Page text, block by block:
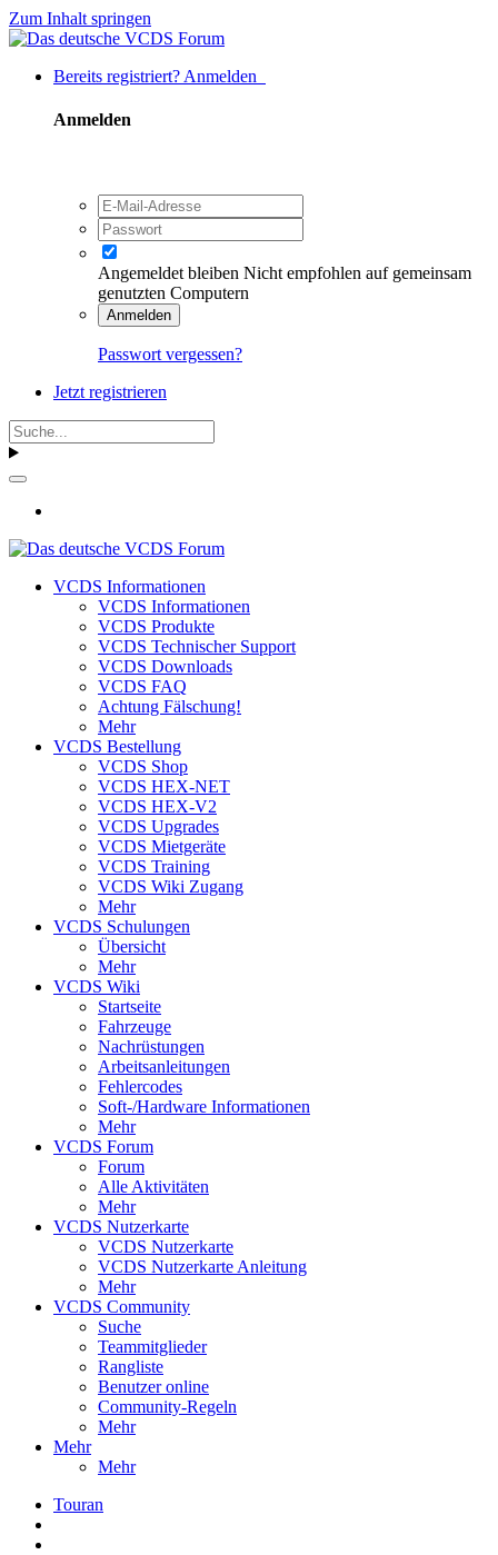
Zum Inhalt springen
Bereits registriert? Anmelden
Anmelden
Angemeldet bleiben Nicht empfohlen auf gemeinsam
genutzten Computern
Anmelden
Passwort vergessen?
Jetzt registrieren
VCDS Informationen
VCDS Informationen
VCDS Produkte
VCDS Technischer Support
VCDS Downloads
VCDS FAQ
Achtung Fälschung!
Mehr
VCDS Bestellung
VCDS Shop
VCDS HEX-NET
VCDS HEX-V2
VCDS Upgrades
VCDS Mietgeräte
VCDS Training
VCDS Wiki Zugang
Mehr
VCDS Schulungen
Übersicht
Mehr
VCDS Wiki
Startseite
Fahrzeuge
Nachrüstungen
Arbeitsanleitungen
Fehlercodes
Soft-/Hardware Informationen
Mehr
VCDS Forum
Forum
Alle Aktivitäten
Mehr
VCDS Nutzerkarte
VCDS Nutzerkarte
VCDS Nutzerkarte Anleitung
Mehr
VCDS Community
Suche
Teammitglieder
Rangliste
Benutzer online
Community-Regeln
Mehr
Mehr
Mehr
Touran